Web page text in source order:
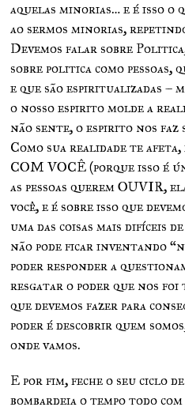
aquelas minorias… e é isso o
ao sermos minorias,
Devemos falar sobre
sobre politica como pessoas,
e que são espiritualizadas –
o nosso espirito molde a
não sente, o espirito nos
Como sua realidade te
COM VOCÊ (porque isso é
as pessoas querem OUVIR,
você, e é sobre isso que
uma das coisas mais difíceis
não pode ficar inventando
poder responder a
resgatar o poder que nos foi
que devemos fazer para
poder é descobrir quem
onde vamos.
E por fim, feche o seu ciclo
bombardeia o tempo todo